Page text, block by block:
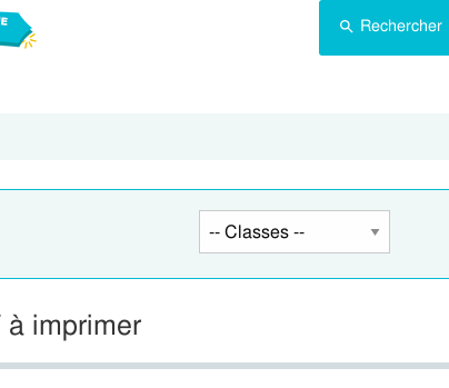
Rechercher
imprimer